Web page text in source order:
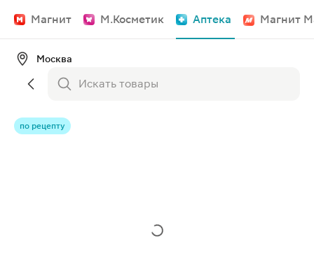
Магнит М.Косметик Аптека Магнит
Москва
по рецепту